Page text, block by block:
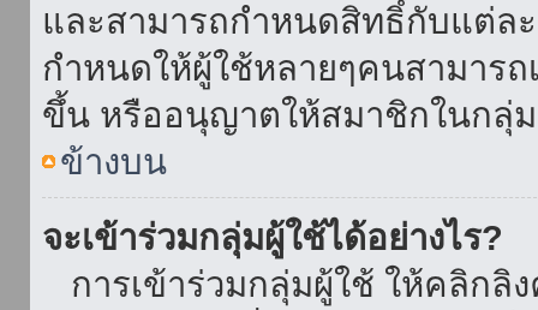
และสามารถกำหนดสิทธิ์กับแต่ล
กำหนดให้ผู้ใช้หลายๆคนสามารถ
ขึ้น หรืออนุญาตให้สมาชิกในกลุ่ม
ข้างบน
จะเข้าร่วมกลุ่มผู้ใช้ได้อย่างไร?
การเข้าร่วมกลุ่มผู้ใช้ ให้คลิก